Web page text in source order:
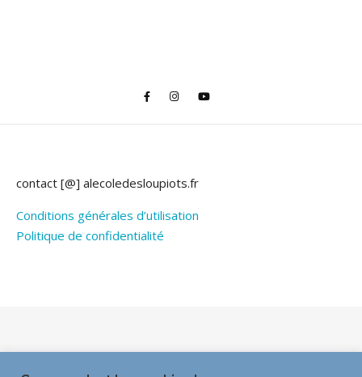
contact [@] alecoledesloupiots.fr
Conditions générales d’utilisation
Politique de confidentialité